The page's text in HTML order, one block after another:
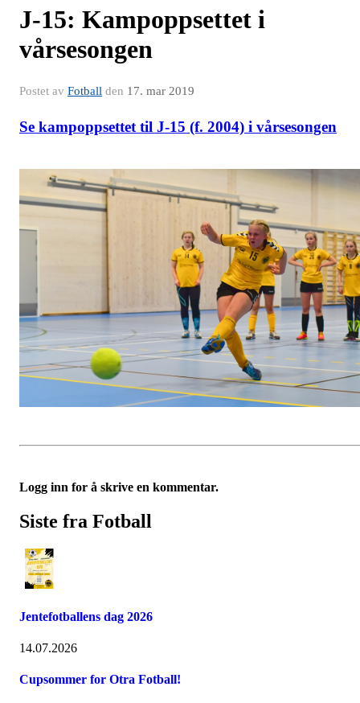
J-15: Kampoppsettet i
vårsesongen
Postet av Fotball den 17. mar 2019
Se kampoppsettet til J-15 (f. 2004) i vårsesongen
Logg inn for å skrive en kommentar.
Siste fra Fotball
Jentefotballens dag 2026
14.07.2026
Cupsommer for Otra Fotball!